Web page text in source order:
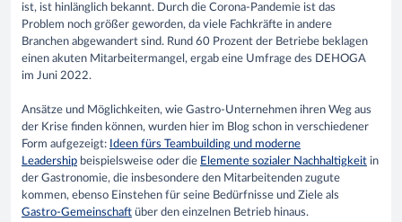
ist, ist hinlänglich bekannt. Durch die Corona-Pandemie ist das
Problem noch größer geworden, da viele Fachkräfte in andere
Branchen abgewandert sind. Rund 60 Prozent der Betriebe beklagen
einen akuten Mitarbeitermangel, ergab eine Umfrage des DEHOGA
im Juni 2022.
Ansätze und Möglichkeiten, wie Gastro-Unternehmen ihren Weg aus
der Krise finden können, wurden hier im Blog schon in verschiedener
Form aufgezeigt: Ideen fürs Teambuilding und moderne
Leadership beispielsweise oder die Elemente sozialer Nachhaltigkeit in
der Gastronomie, die insbesondere den Mitarbeitenden zugute
kommen, ebenso Einstehen für seine Bedürfnisse und Ziele als
Gastro-Gemeinschaft über den einzelnen Betrieb hinaus.